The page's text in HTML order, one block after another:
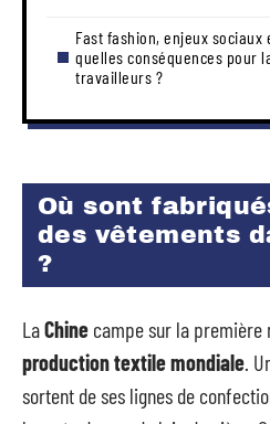
Fast fashion, enjeux
quelles conséquences pour
travailleurs ?
Où sont
des vêtements
?
LaChine campe sur la première
production textile mondiale .
sortent de ses lignes de